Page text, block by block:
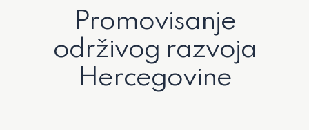
Promovisanje
održivog razvoja
Hercegovine